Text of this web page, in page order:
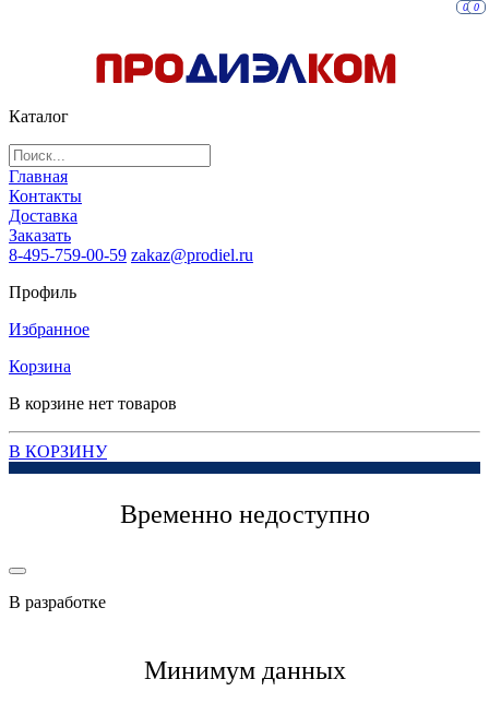
Каталог
Главная
Контакты
Доставка
Заказать
8-495-759-00-59 zakaz@prodiel.ru
Профиль
Избранное
0
Корзина
0
В корзине нет товаров
В КОРЗИНУ
Временно недоступно
В разработке
Минимум данных